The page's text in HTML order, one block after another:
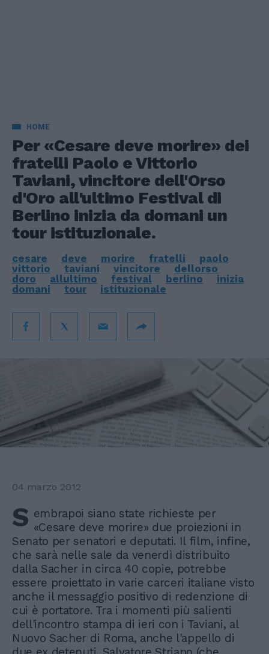
HOME
Per «Cesare deve morire» dei
fratelli Paolo e Vittorio
Taviani, vincitore dell'Orso
d'Oro all'ultimo Festival di
Berlino inizia da domani un
tour istituzionale.
cesare deve morire fratelli
paolo
vittorio
taviani vincitore
dellorso
doro
allultimo festival berlino
inizia
domani
tour istituzionale
04 marzo 2012
S embrapoi siano state richieste per
«Cesare deve morire» due proiezioni in
Senato per senatori e deputati. Il film, infine,
che sarà nelle sale da venerdì distribuito
dalla Sacher in circa 40 copie, potrebbe
essere proiettato in varie carceri italiane visto
anche il messaggio positivo di redenzione di
cui è portatore. Tra i momenti più salienti
dell'incontro stampa di ieri con i Taviani, al
Nuovo Sacher di Roma, anche l'appello di